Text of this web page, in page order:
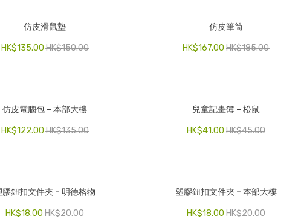
仿皮滑鼠墊
HK$150.00
HK$135.00
仿皮筆筒
HK$185.00
HK$167.00
仿皮電腦包 – 本部大樓
HK$135.00
HK$122.00
兒童記畫簿 – 松鼠
HK$45.00
HK$41.00
膠鈕扣文件夾 – 明德格物
HK$20.00
HK$18.00
塑膠鈕扣文件夾 – 本部大樓
HK$20.00
HK$18.00